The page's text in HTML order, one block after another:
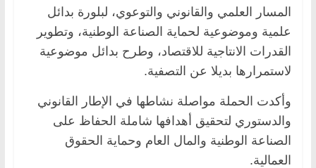
المسار العلمي والقانوني والتوعوي، لبلورة بدائل
علمية وموضوعية لحماية الصناعة الوطنية، وتطوير
القدرات الانتاجية للاقتصاد، وطرح بدائل موضوعية
لاستمرارها بديلا عن التصفية.
وأكدت الحملة مواصلة نشاطها في الإطار القانوني
والدستوري لتحقيق أهدافها شاملة الحفاظ على
الصناعة الوطنية والمال العام وحماية الحقوق
العمالية.